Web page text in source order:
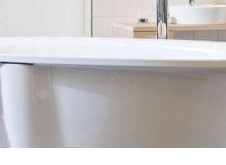
6 299грн
Бойлер Vestel
4 999грн